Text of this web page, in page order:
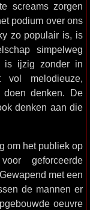
screams zorgen
podium over ons
zo populair is, is
simpelweg
is ijzig zonder in
melodieuze,
denken. De
denken aan die
om het publiek op
geforceerde
met een
de mannen er
oeuvre